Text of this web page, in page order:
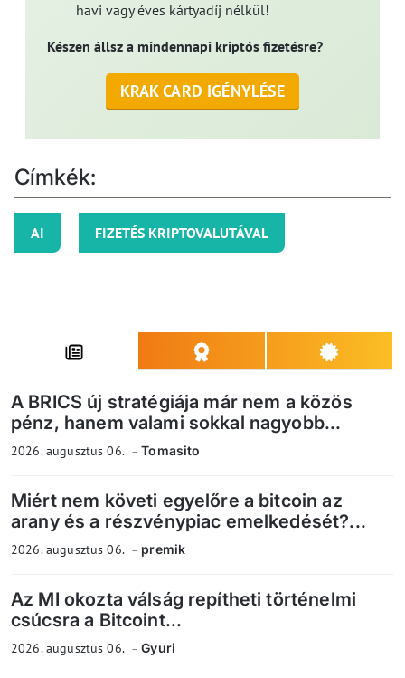
havi vagy éves kártyadíj nélkül!
Készen állsz a mindennapi kriptós fizetésre?
KRAK CARD IGÉNYLÉSE
Címkék:
AI FIZETÉS KRIPTOVALUTÁVAL
A BRICS új stratégiája már nem a közös
pénz, hanem valami sokkal nagyobb...
2026. augusztus 06. Tomasito
Miért nem követi egyelőre a bitcoin az
arany és a részvénypiac emelkedését?...
2026. augusztus 06. premik
Az MI okozta válság repítheti történelmi
csúcsra a Bitcoint...
2026. augusztus 06. Gyuri